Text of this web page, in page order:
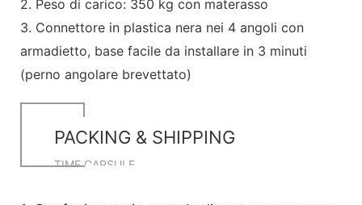
2. Peso di carico: 350 kg con materasso
3. Connettore in plastica nera nei 4 angoli con
armadietto, base facile da installare in 3 minuti
(perno angolare brevettato)
PACKING & SHIPPING
TIME CAPSULE